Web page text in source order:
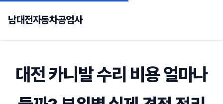
남대전자동차공업사
대전 카니발 수리 비용 얼마나